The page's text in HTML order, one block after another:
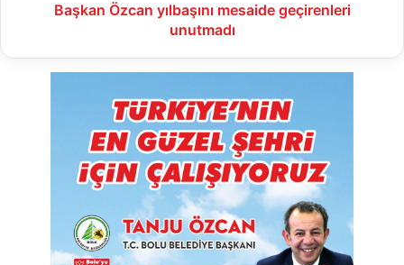
Başkan Özcan yılbaşını mesaide geçirenleri
unutmadı